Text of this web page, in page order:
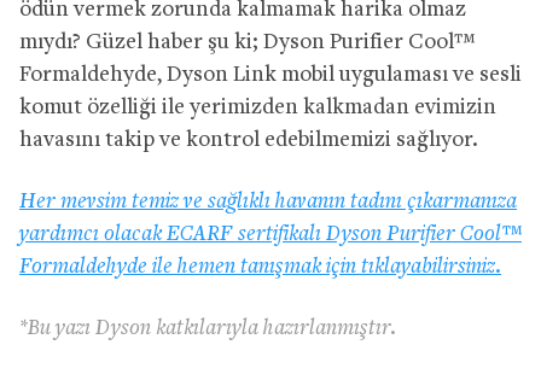
ödün vermek zorunda kalmamak harika olmaz
mıydı? Güzel haber şu ki; Dyson Purifier Cool™
Formaldehyde, Dyson Link mobil uygulaması ve sesli
komut özelliği ile yerimizden kalkmadan evimizin
havasını takip ve kontrol edebilmemizi sağlıyor.
Her mevsim temiz ve sağlıklı havanın tadını çıkarmanıza
yardımcı olacak ECARF sertifikalı Dyson Purifier Cool™
Formaldehyde ile hemen tanışmak için tıklayabilirsiniz.
*Bu yazı Dyson katkılarıyla hazırlanmıştır.